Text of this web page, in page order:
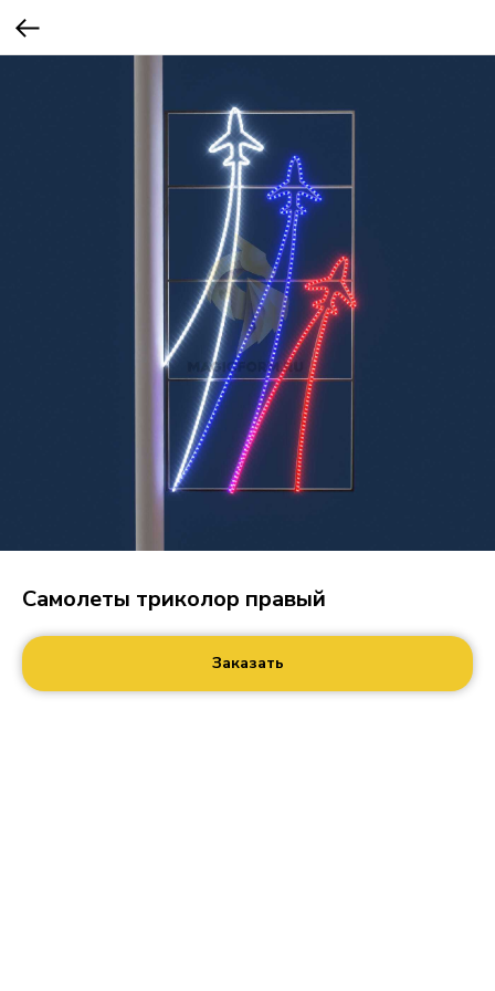
Самолеты триколор правый
Заказать